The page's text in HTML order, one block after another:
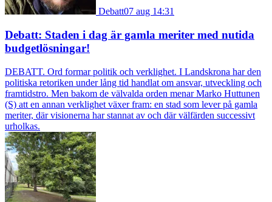
Debatt07 aug 14:31
Debatt: Staden i dag är gamla meriter med nutida
budgetlösningar!
DEBATT. Ord formar politik och verklighet. I Landskrona har den
politiska retoriken under lång tid handlat om ansvar, utveckling och
framtidstro. Men bakom de välvalda orden menar Marko Huttunen
(S) att en annan verklighet växer fram: en stad som lever på gamla
meriter, där visionerna har stannat av och där välfärden successivt
urholkas.